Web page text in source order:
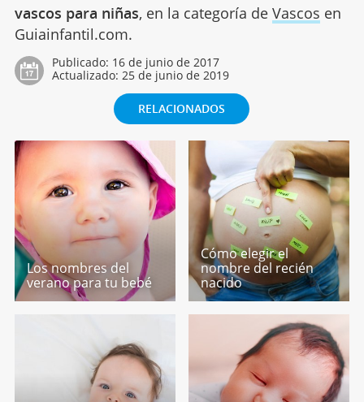
vascos para niñas, en la categoría de Vascos en
Guiainfantil.com.
Publicado: 16 de junio de 2017
Actualizado: 25 de junio de 2019
RELACIONADOS
Los nombres del
verano para tu bebé
Cómo elegir el
nombre del recién
nacido